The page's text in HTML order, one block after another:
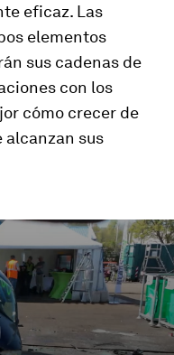
eficaz. Las
elementos
sus cadenas de
con los
cómo crecer de
sus